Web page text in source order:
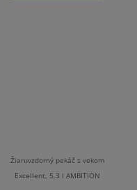
Žiaruvzdorný pekáč s vekom
Excellent, 5,3 l AMBITION